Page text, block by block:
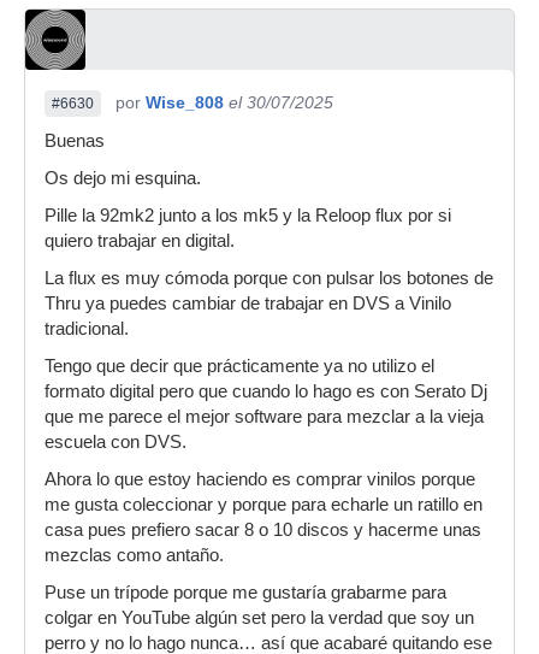
#6630 por Wise_808 el 30/07/2025
Buenas
Os dejo mi esquina.
Pille la 92mk2 junto a los mk5 y la Reloop flux por si
quiero trabajar en digital.
La flux es muy cómoda porque con pulsar los botones de
Thru ya puedes cambiar de trabajar en DVS a Vinilo
tradicional.
Tengo que decir que prácticamente ya no utilizo el
formato digital pero que cuando lo hago es con Serato Dj
que me parece el mejor software para mezclar a la vieja
escuela con DVS.
Ahora lo que estoy haciendo es comprar vinilos porque
me gusta coleccionar y porque para echarle un ratillo en
casa pues prefiero sacar 8 o 10 discos y hacerme unas
mezclas como antaño.
Puse un trípode porque me gustaría grabarme para
colgar en YouTube algún set pero la verdad que soy un
perro y no lo hago nunca… así que acabaré quitando ese